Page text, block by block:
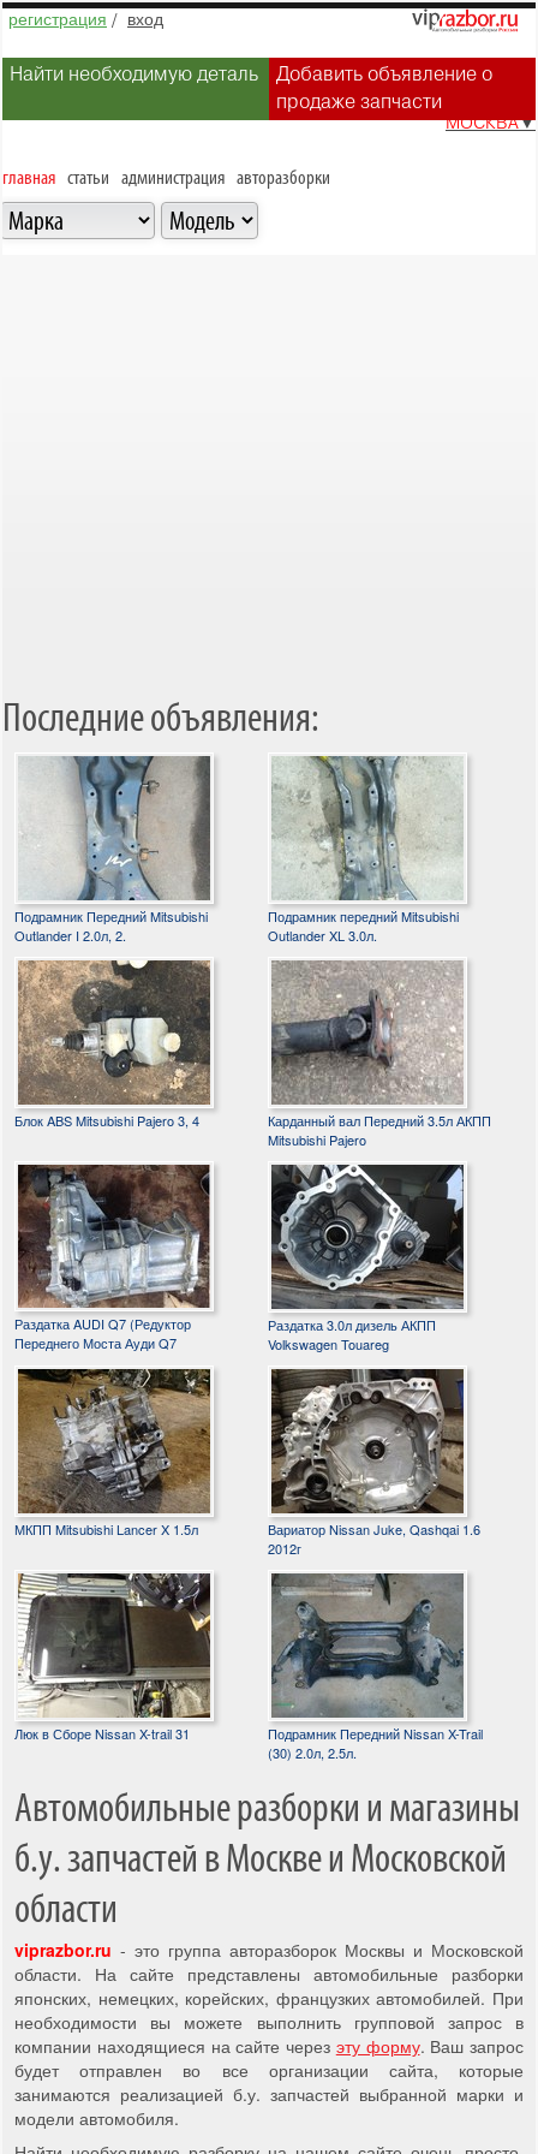
регистрация / вход
Найти необходимую деталь
Добавить объявление о
продаже запчасти
МОСКВА▼
главная статьи администрация авторазборки
Последние объявления:
Подрамник Передний Mitsubishi
Outlander I 2.0л, 2.
Подрамник передний Mitsubishi
Outlander XL 3.0л.
Блок ABS Mitsubishi Pajero 3, 4
Карданный вал Передний 3.5л АКПП
Mitsubishi Pajero
Раздатка AUDI Q7 (Редуктор
Переднего Моста Ауди Q7
Раздатка 3.0л дизель АКПП
Volkswagen Touareg
МКПП Mitsubishi Lancer X 1.5л
Вариатор Nissan Juke, Qashqai 1.6
2012г
Люк в Сборе Nissan X-trail 31
Подрамник Передний Nissan X-Trail
(30) 2.0л, 2.5л.
Автомобильные разборки и магазины
б.у. запчастей в Москве и Московской
области
viprazbor.ru - это группа авторазборок Москвы и Московской
области. На сайте представлены автомобильные разборки
японских, немецких, корейских, французких автомобилей. При
необходимости вы можете выполнить групповой запрос в
компании находящиеся на сайте через эту форму. Ваш запрос
будет отправлен во все организации сайта, которые
занимаются реализацией б.у. запчастей выбранной марки и
модели автомобиля.